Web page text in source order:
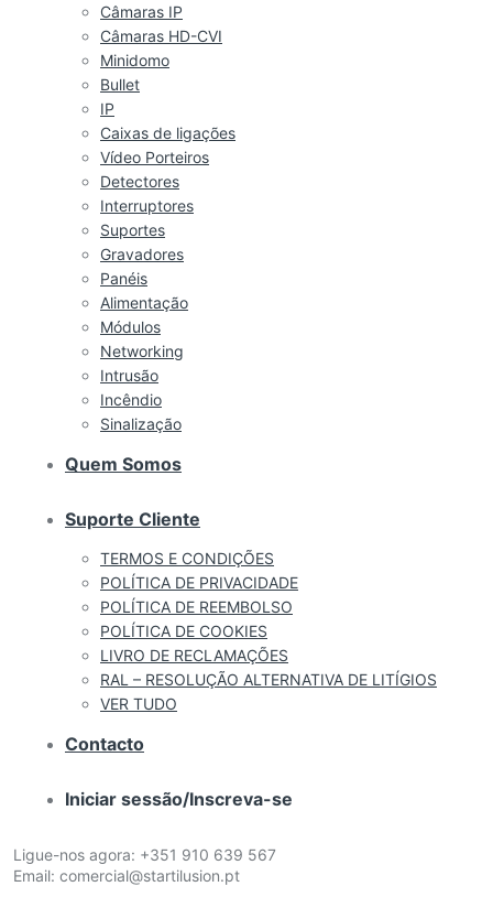
Câmaras IP
Câmaras HD-CVI
Minidomo
Bullet
IP
Caixas de ligações
Vídeo Porteiros
Detectores
Interruptores
Suportes
Gravadores
Panéis
Alimentação
Módulos
Networking
Intrusão
Incêndio
Sinalização
Quem Somos
Suporte Cliente
TERMOS E CONDIÇÕES
POLÍTICA DE PRIVACIDADE
POLÍTICA DE REEMBOLSO
POLÍTICA DE COOKIES
LIVRO DE RECLAMAÇÕES
RAL – RESOLUÇÃO ALTERNATIVA DE LITÍGIOS
VER TUDO
Contacto
Iniciar sessão/Inscreva-se
Ligue-nos agora: +351 910 639 567
Email: comercial@startilusion.pt